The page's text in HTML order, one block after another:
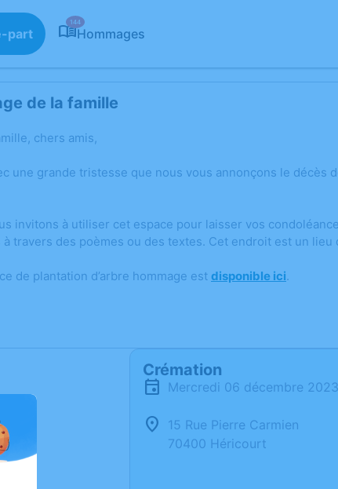
part
144
Hommages
de la famille
chers amis,
une grande tristesse que nous vous annonçons le décès
invitons à utiliser cet espace pour laisser vos
à travers des poèmes ou des textes. Cet endroit est un
de plantation d’arbre hommage est disponible ici.
Crémation
mercredi 06 décembre
15 Rue Pierre Carmien
70400 Héricourt